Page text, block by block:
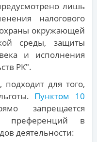
лишь
налогового
окружающей
среды, защиты
и исполнения
РК".
для того,
Пунктом 10
запрещается
преференций в
деятельности: